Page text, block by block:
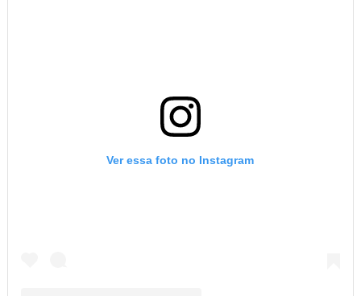
Ver essa foto no Instagram